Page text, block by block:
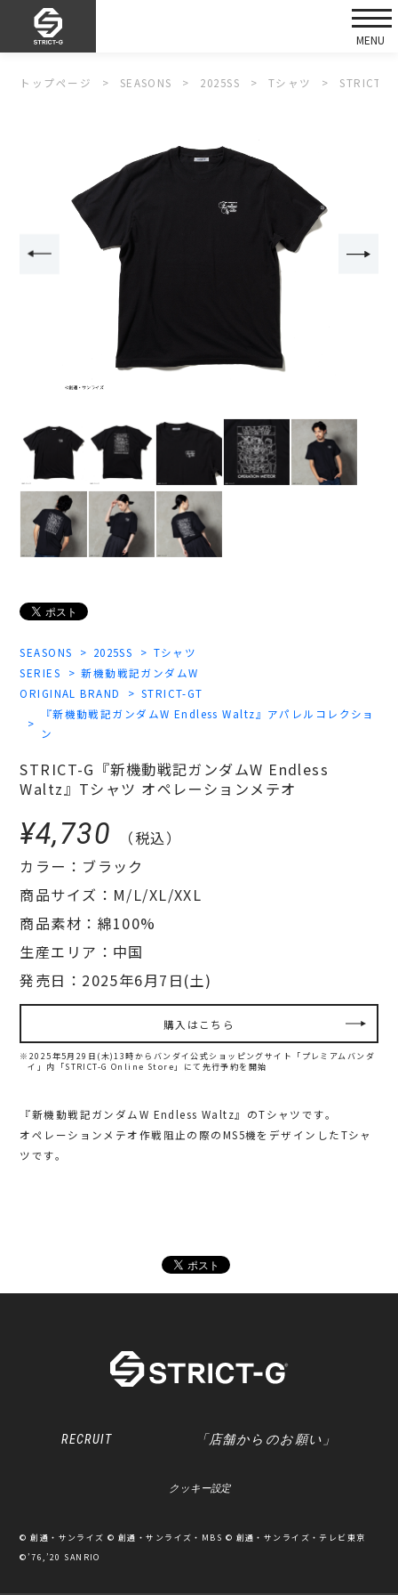
トップページ SEASONS 2025SS Tシャツ STRICT-
SEASONS 2025SS
Tシャツ
SERIES
新機動戦記ガンダムW
ORIGINAL BRAND
STRICT-GT
『新機動戦記ガンダムW Endless Waltz』アパレルコレクショ
ン
STRICT-G『新機動戦記ガンダムW Endless
Waltz』Tシャツ オペレーションメテオ
¥4,730
（税込）
カラー：ブラック
商品サイズ：M/L/XL/XXL
商品素材：綿100%
生産エリア：中国
発売日：2025年6月7日(土)
購入はこちら
※2025年5月29日(木)13時からバンダイ公式ショッピングサイト「プレミアムバンダ
イ」内
「STRICT-G Online Store」にて先行予約を開始
『新機動戦記ガンダムW Endless Waltz』のTシャツです。
オペレーションメテオ作戦阻止の際のMS5機をデザインしたTシャ
ツです。
RECRUIT 「店舗からのお願い」
クッキー設定
© 創通・サンライズ © 創通・サンライズ・MBS © 創通・サンライズ・テレビ東京
©’76,’20 SANRIO